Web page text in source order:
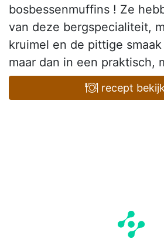
bosbessenmuffins ! Ze
van deze bergspecialiteit,
kruimel en de pittige
maar dan in een praktisch,
recept